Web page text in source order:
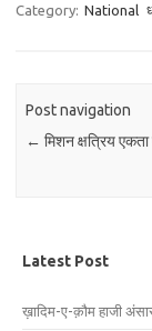
Category: National
Post navigation
← मिशन क्षत्रिय
Latest Post
ख़ादिम-ए-क़ौम हाजी